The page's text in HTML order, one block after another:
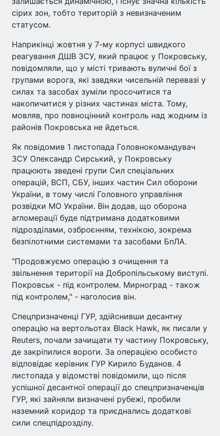
сірих зон, тобто територій з невизначеним
статусом.
Наприкінці жовтня у 7-му корпусі швидкого
реагування ДШВ ЗСУ, який працює у Покровську,
повідомляли, що у місті тривають вуличні бої з
групами ворога, які завдяки чисельній перевазі у
силах та засобах зуміли просочитися та
накопичитися у різних частинах міста. Тому,
мовляв, про повноцінний контроль над жодним із
районів Покровська не йдеться.
Як повідомив 1 листопада Головнокомандувач
ЗСУ Олександр Сирський, у Покровську
працюють зведені групи Сил спеціальних
операцій, ВСП, СБУ, інших частин Сил оборони
України, в тому числі Головного управління
розвідки МО України. Він додав, що оборона
агломерації буде підтримана додатковими
підрозділами, озброєнням, технікою, зокрема
безпілотними системами та засобами БпЛА.
"Продовжуємо операцію з очищення та
звільнення території на Добропільському виступі.
Покровськ - під контролем. Мирноград - також
під контролем," - наголосив він.
Спецпризначенці ГУР, здійснивши десантну
операцію на вертольотах Black Hawk, як писали у
Reuters, почали зачищати ту частину Покровську,
де закріпилися вороги. За операцією особисто
відповідає керівник ГУР Кирило Буданов. 4
листопада у відомстві повідомили, що після
успішної десантної операції до спецпризначенців
ГУР, які зайняли визначені рубежі, пробили
наземний коридор та приєднались додаткові
сили спецпідрозділу.